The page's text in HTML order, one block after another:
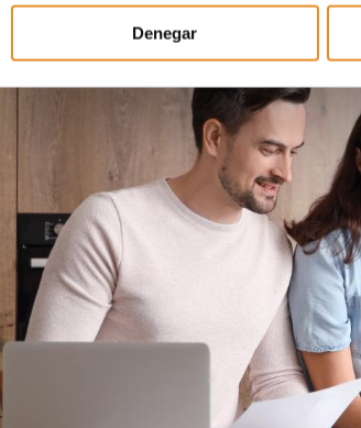
Denegar